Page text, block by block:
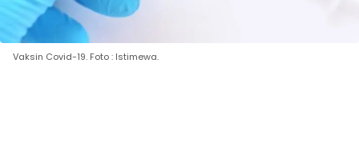
Vaksin Covid-19. Foto : Istimewa.